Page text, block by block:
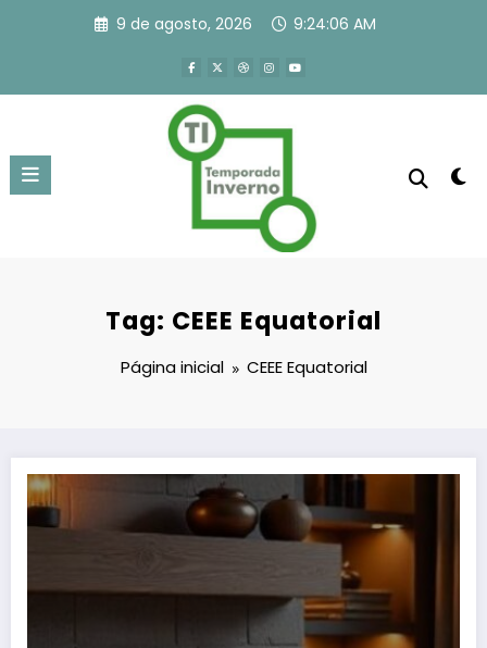
9 de agosto, 2026 9:24:06 AM
Tag: CEEE Equatorial
Página inicial CEEE Equatorial